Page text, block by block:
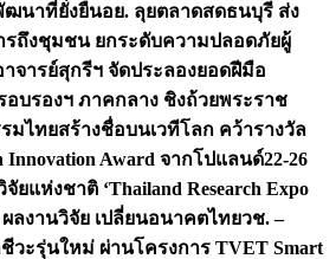
ฒนาที่ยั่งยืนอย. ลุยตลาดสดธนบุรี ส่ง
รถึงชุมชน ยกระดับความปลอดภัยผู้
จารย์สุกรีฯ จัดประลองยอดฝีมือ
อบรองฯ ภาคกลาง ชิงถ้วยพระราช
มไทยสร้างชื่อบนเวทีโลก คว้ารางวัล
Innovation Award จากโปแลนด์22-26
ยแห่งชาติ ‘Thailand Research Expo
ผลงานวิจัย เปลี่ยนอนาคตไทยวช. –
วะรุ่นใหม่ ผ่านโครงการ TVET Smart